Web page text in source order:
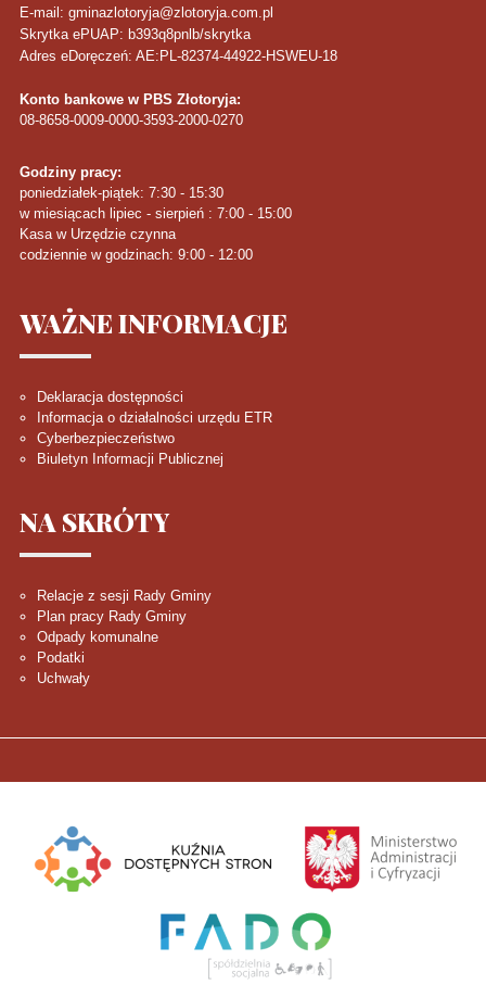
E-mail: gminazlotoryja@zlotoryja.com.pl
Skrytka ePUAP: b393q8pnlb/skrytka
Adres eDoręczeń: AE:PL-82374-44922-HSWEU-18
Konto bankowe w PBS Złotoryja:
08-8658-0009-0000-3593-2000-0270
Godziny pracy:
poniedziałek-piątek: 7:30 - 15:30
w miesiącach lipiec - sierpień : 7:00 - 15:00
Kasa w Urzędzie czynna
codziennie w godzinach: 9:00 - 12:00
WAŻNEINFORMACJE
Deklaracja dostępności
Informacja o działalności urzędu ETR
Cyberbezpieczeństwo
Biuletyn Informacji Publicznej
NA SKRÓTY
Relacje z sesji Rady Gminy
Plan pracy Rady Gminy
Odpady komunalne
Podatki
Uchwały